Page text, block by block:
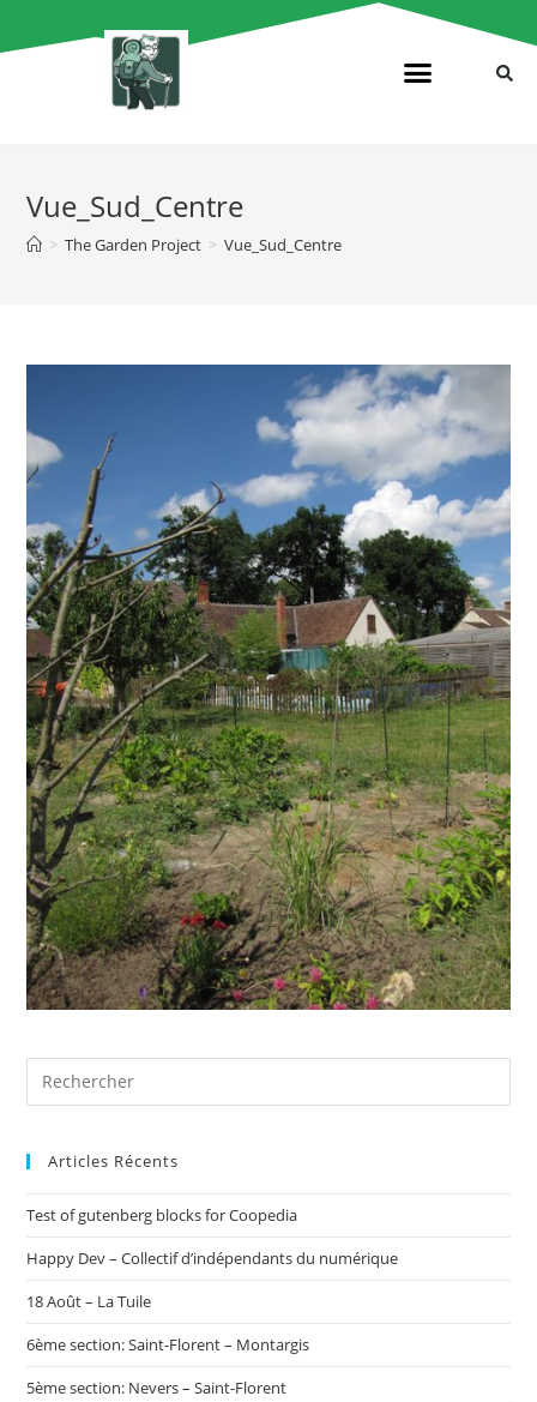
Vue_Sud_Centre
> The Garden Project > Vue_Sud_Centre
Articles Récents
Test of gutenberg blocks for Coopedia
Happy Dev – Collectif d’indépendants du numérique
18 Août – La Tuile
6ème section: Saint-Florent – Montargis
5ème section: Nevers – Saint-Florent